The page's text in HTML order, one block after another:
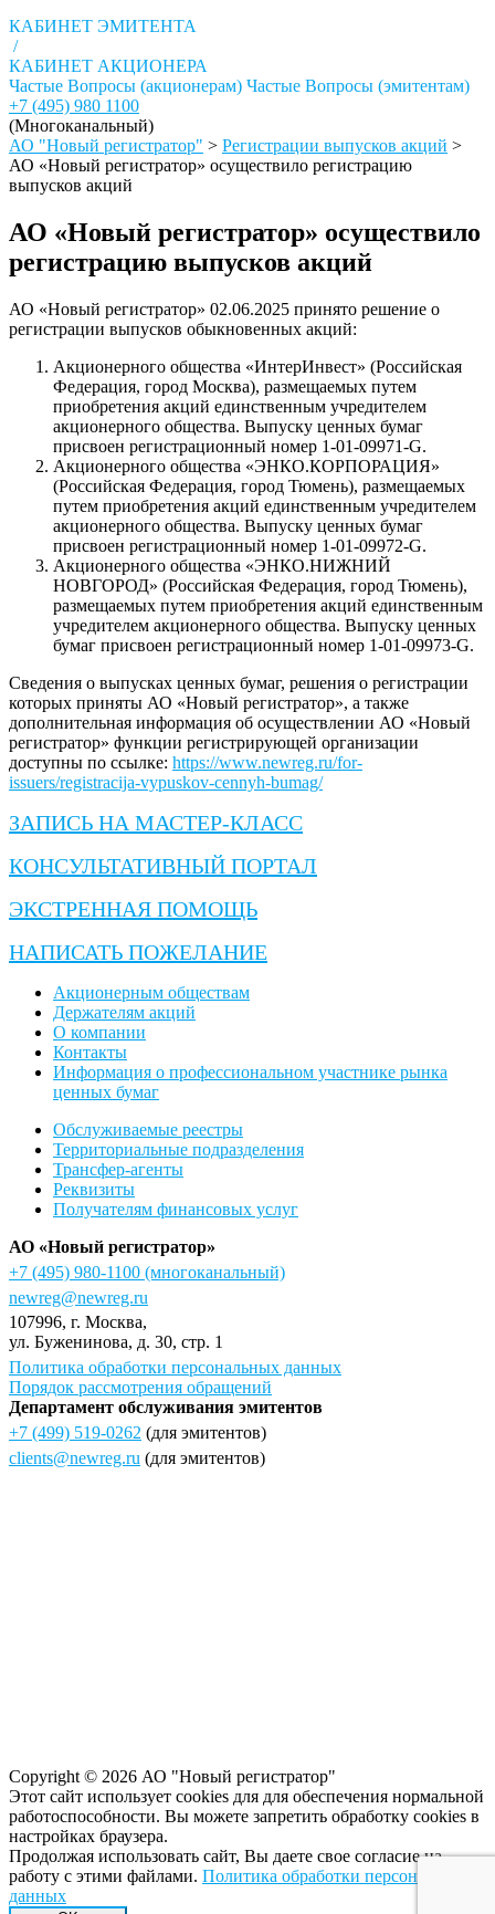
КАБИНЕТ ЭМИТЕНТА
/
КАБИНЕТ АКЦИОНЕРА
Частые Вопросы (акционерам) Частые Вопросы (эмитентам)
+7 (495) 980 1100
(Многоканальный)
АО "Новый регистратор" > Регистрации выпусков акций >
АО «Новый регистратор» осуществило регистрацию
выпусков акций
АО «Новый регистратор» осуществило
регистрацию выпусков акций
АО «Новый регистратор» 02.06.2025 принято решение о
регистрации выпусков обыкновенных акций:
Акционерного общества «ИнтерИнвест» (Российская
Федерация, город Москва), размещаемых путем
приобретения акций единственным учредителем
акционерного общества. Выпуску ценных бумаг
присвоен регистрационный номер 1-01-09971-G.
Акционерного общества «ЭНКО.КОРПОРАЦИЯ»
(Российская Федерация, город Тюмень), размещаемых
путем приобретения акций единственным учредителем
акционерного общества. Выпуску ценных бумаг
присвоен регистрационный номер 1-01-09972-G.
Акционерного общества «ЭНКО.НИЖНИЙ
НОВГОРОД» (Российская Федерация, город Тюмень),
размещаемых путем приобретения акций единственным
учредителем акционерного общества. Выпуску ценных
бумаг присвоен регистрационный номер 1-01-09973-G.
Сведения о выпусках ценных бумаг, решения о регистрации
которых приняты АО «Новый регистратор», а также
дополнительная информация об осуществлении АО «Новый
регистратор» функции регистрирующей организации
доступны по ссылке: https://www.newreg.ru/for-
issuers/registracija-vypuskov-cennyh-bumag/
ЗАПИСЬ НА МАСТЕР-КЛАСС
КОНСУЛЬТАТИВНЫЙ ПОРТАЛ
ЭКСТРЕННАЯ ПОМОЩЬ
НАПИСАТЬ ПОЖЕЛАНИЕ
Акционерным обществам
Держателям акций
О компании
Контакты
Информация о профессиональном участнике рынка
ценных бумаг
Обслуживаемые реестры
Территориальные подразделения
Трансфер-агенты
Реквизиты
Получателям финансовых услуг
АО «Новый регистратор»
+7 (495) 980-1100 (многоканальный)
newreg@newreg.ru
107996, г. Москва,
ул. Буженинова, д. 30, стр. 1
Политика обработки персональных данных
Порядок рассмотрения обращений
Департамент обслуживания эмитентов
+7 (499) 519-0262 (для эмитентов)
clients@newreg.ru (для эмитентов)
Copyright © 2026 АО "Новый регистратор"
Этот сайт использует cookies для для обеспечения нормальной
работоспособности. Вы можете запретить обработку сookies в
настройках браузера.
Продолжая использовать сайт, Вы даете свое согласие на
работу с этими файлами. Политика обработки персональных
данных